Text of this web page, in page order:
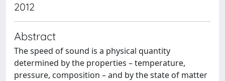
2012
Abstract
The speed of sound is a physical quantity
determined by the properties – temperature,
pressure, composition – and by the state of matter